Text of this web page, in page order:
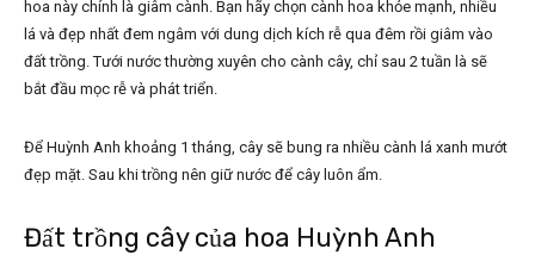
hoa này chính là giâm cành. Bạn hãy chọn cành hoa khỏe mạnh, nhiều
lá và đẹp nhất đem ngâm với dung dịch kích rễ qua đêm rồi giâm vào
đất trồng. Tưới nước thường xuyên cho cành cây, chỉ sau 2 tuần là sẽ
bắt đầu mọc rễ và phát triển.
Để Huỳnh Anh khoảng 1 tháng, cây sẽ bung ra nhiều cành lá xanh mướt
đẹp mặt. Sau khi trồng nên giữ nước để cây luôn ẩm.
Đất trồng cây của hoa Huỳnh Anh